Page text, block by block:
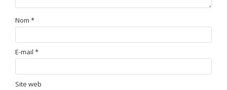
Nom *
E-mail *
Site web